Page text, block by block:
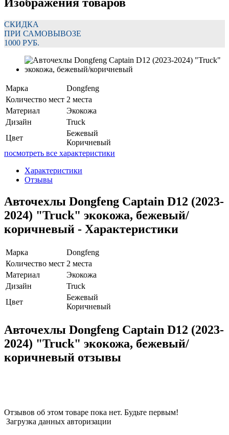
Изображения товаров
СКИДКА
ПРИ САМОВЫВОЗЕ
1000 РУБ.
Марка
Dongfeng
Количество мест 2 места
Материал
Экокожа
Дизайн
Truck
Цвет
Бежевый
Коричневый
посмотреть все характеристики
Характеристики
Отзывы
Авточехлы Dongfeng Captain D12 (2023-
2024) "Truck" экокожа, бежевый/
коричневый - Характеристики
Марка
Dongfeng
Количество мест 2 места
Материал
Экокожа
Дизайн
Truck
Цвет
Бежевый
Коричневый
Авточехлы Dongfeng Captain D12 (2023-
2024) "Truck" экокожа, бежевый/
коричневый отзывы
Отзывов об этом товаре пока нет. Будьте первым!
Загрузка данных авторизации